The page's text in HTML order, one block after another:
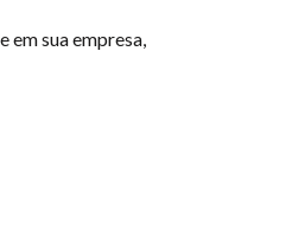
sua empresa,